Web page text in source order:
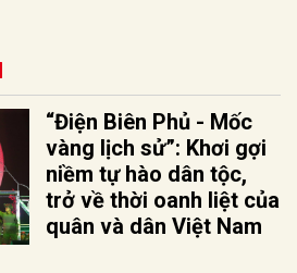
“Điện Biên Phủ - Mốc
vàng lịch sử”: Khơi gợi
niềm tự hào dân tộc,
trở về thời oanh liệt của
quân và dân Việt Nam